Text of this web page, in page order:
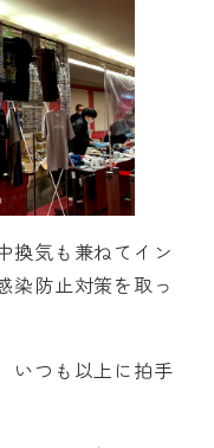
換気も兼ねてイン
染防止対策を取っ
いつも以上に拍手